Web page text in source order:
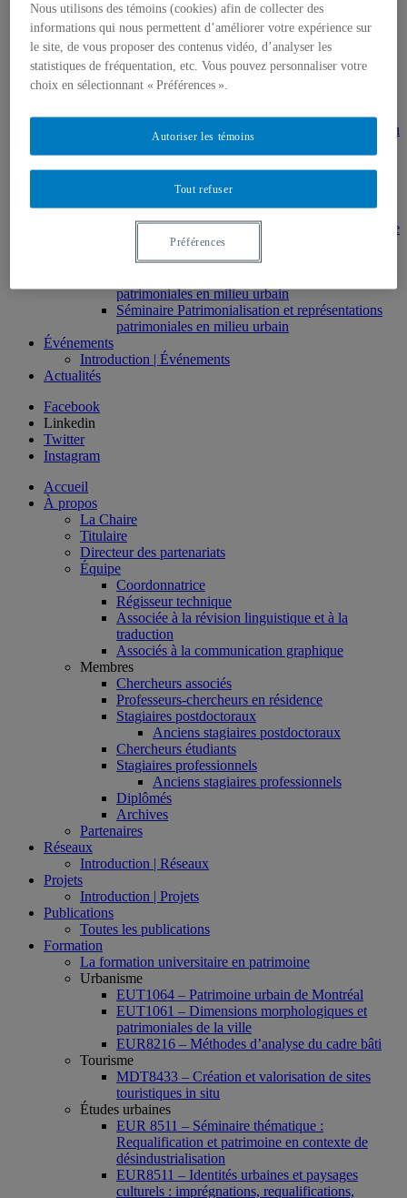
Direction de thèses et de mémoires
Stages
Archives
MDT8001 – Épistémologie des études
touristiques
MSL9005 – La patrimonialisation
EUR7102 – Dimensions sociales et culturelles du
espaces urbains
EUR8511 – Patrimoine et développement local
EUT1065 – Gestion et valorisation du patrimoine
Séminaire d’exploration en études urbaines –
patrimoniales en milieu urbain
Séminaire Patrimonialisation et représentations
patrimoniales en milieu urbain
Événements
Introduction | Événements
Actualités
Facebook
Linkedin
Twitter
Instagram
Accueil
À propos
La Chaire
Titulaire
Directeur des partenariats
Équipe
Coordonnatrice
Régisseur technique
Associée à la révision linguistique et à la
traduction
Associés à la communication graphique
Membres
Chercheurs associés
Professeurs-chercheurs en résidence
Stagiaires postdoctoraux
Anciens stagiaires postdoctoraux
Chercheurs étudiants
Stagiaires professionnels
Anciens stagiaires professionnels
Diplômés
Archives
Partenaires
Réseaux
Introduction | Réseaux
Projets
Introduction | Projets
Publications
Toutes les publications
Formation
La formation universitaire en patrimoine
Urbanisme
EUT1064 – Patrimoine urbain de Montréal
EUT1061 – Dimensions morphologiques et
patrimoniales de la ville
EUR8216 – Méthodes d’analyse du cadre bâti
Tourisme
MDT8433 – Création et valorisation de sites
touristiques in situ
Études urbaines
EUR 8511 – Séminaire thématique :
Requalification et patrimoine en contexte de
désindustrialisation
EUR8511 – Identités urbaines et paysages
culturels : imprégnations, requalifications,
Nous utilisons des témoins (cookies) afin de collecter des
informations qui nous permettent d’améliorer votre expérience sur
le site, de vous proposer des contenus vidéo, d’analyser les
statistiques de fréquentation, etc. Vous pouvez personnaliser votre
choix en sélectionnant « Préférences ».
Tout refuser
Autoriser les témoins
Préférences